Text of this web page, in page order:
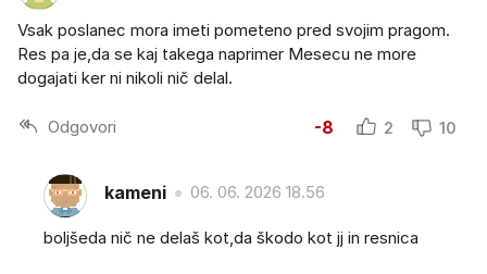
Vsak poslanec mora imeti pometeno pred svojim pragom.
Res pa je,da se kaj takega naprimer Mesecu ne more
dogajati ker ni nikoli nič delal.
Odgovori -8 2 10
kameni 06. 06. 2026 18.56
boljšeda nič ne delaš kot,da škodo kot jj in resnica